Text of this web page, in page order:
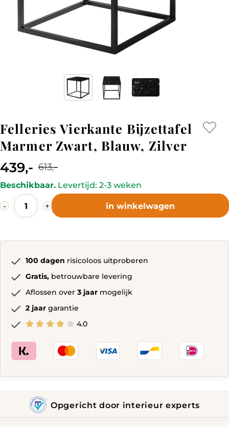
Felleries Vierkante Bijzettafel
Marmer Zwart, Blauw, Zilver
439,-
Current
price
is:
439,-.
613,-
Original
price
was:
613,-.
Beschikbaar. Levertijd: 2-3 weken
-
Felleries
Vierkante
Bijzettafel
Zilver
quantity
+ in winkelwagen
100 dagen risicoloos uitproberen
Gratis, betrouwbare levering
Aflossen over 3 jaar mogelijk
2 jaar garantie
4.0
Opgericht door interieur experts